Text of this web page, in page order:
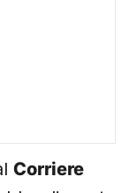
Corriere